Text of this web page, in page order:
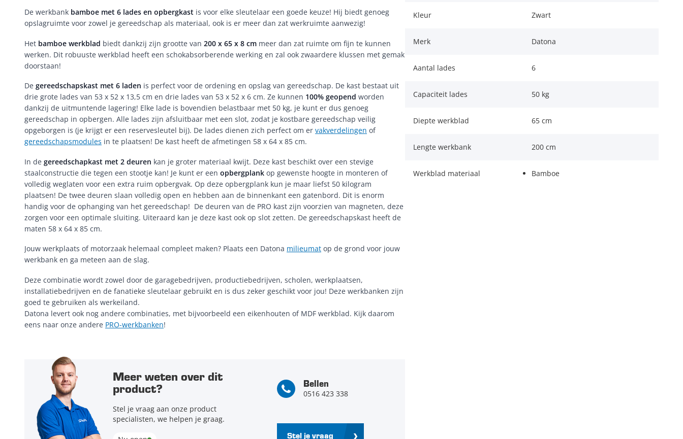
Kleur Zwart
Merk Datona
Aantal lades 6
Capaciteit lades 50 kg
Diepte werkblad 65 cm
Lengte werkbank 200 cm
Werkblad materiaal Bamboe
De werkbank bamboe met 6 lades en opbergkast is voor elke sleutelaar een goede keuze! Hij biedt genoeg
opslagruimte voor zowel je gereedschap als materiaal, ook is er meer dan zat werkruimte aanwezig!
Het bamboe werkblad biedt dankzij zijn grootte van 200 x 65 x 8 cm meer dan zat ruimte om fijn te kunnen
werken. Dit robuuste werkblad heeft een schokabsorberende werking en zal ook zwaardere klussen met gemak
doorstaan!
De gereedschapskast met 6 laden is perfect voor de ordening en opslag van gereedschap. De kast bestaat uit
drie grote lades van 53 x 52 x 13,5 cm en drie lades van 53 x 52 x 6 cm. Ze kunnen 100% geopend worden
dankzij de uitmuntende lagering! Elke lade is bovendien belastbaar met 50 kg, je kunt er dus genoeg
gereedschap in opbergen. Alle lades zijn afsluitbaar met een slot, zodat je kostbare gereedschap veilig
opgeborgen is (je krijgt er een reservesleutel bij). De lades dienen zich perfect om er vakverdelingen of
gereedschapsmodules in te plaatsen! De kast heeft de afmetingen 58 x 64 x 85 cm.
In de gereedschapkast met 2 deuren kan je groter materiaal kwijt. Deze kast beschikt over een stevige
staalconstructie die tegen een stootje kan! Je kunt er een opbergplank op gewenste hoogte in monteren of
volledig weglaten voor een extra ruim opbergvak. Op deze opbergplank kun je maar liefst 50 kilogram
plaatsen! De twee deuren slaan volledig open en hebben aan de binnenkant een gatenbord. Dit is enorm
handig voor de ophanging van het gereedschap! De deuren van de PRO kast zijn voorzien van magneten, deze
zorgen voor een optimale sluiting. Uiteraard kan je deze kast ook op slot zetten. De gereedschapskast heeft de
maten 58 x 64 x 85 cm.
Jouw werkplaats of motorzaak helemaal compleet maken? Plaats een Datona milieumat op de grond voor jouw
werkbank en ga meteen aan de slag.
Deze combinatie wordt zowel door de garagebedrijven, productiebedrijven, scholen, werkplaatsen,
installatiebedrijven en de fanatieke sleutelaar gebruikt en is dus zeker geschikt voor jou! Deze werkbanken zijn
goed te gebruiken als werkeiland.
Datona levert ook nog andere combinaties, met bijvoorbeeld een eikenhouten of MDF werkblad. Kijk daarom
eens naar onze andere PRO-werkbanken!
Meer weten over dit
product?
Stel je vraag aan onze product
specialisten, we helpen je graag.
Bellen
0516 423 338
Stel je vraag